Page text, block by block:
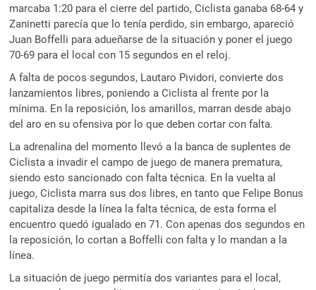
marcaba 1:20 para el cierre del partido, Ciclista ganaba 68-64 y
Zaninetti parecía que lo tenía perdido, sin embargo, apareció
Juan Boffelli para adueñarse de la situación y poner el juego
70-69 para el local con 15 segundos en el reloj.
A falta de pocos segundos, Lautaro Pividori, convierte dos
lanzamientos libres, poniendo a Ciclista al frente por la
mínima. En la reposición, los amarillos, marran desde abajo
del aro en su ofensiva por lo que deben cortar con falta.
La adrenalina del momento llevó a la banca de suplentes de
Ciclista a invadir el campo de juego de manera prematura,
siendo esto sancionado con falta técnica. En la vuelta al
juego, Ciclista marra sus dos libres, en tanto que Felipe Bonus
capitaliza desde la línea la falta técnica, de esta forma el
encuentro quedó igualado en 71. Con apenas dos segundos en
la reposición, lo cortan a Boffelli con falta y lo mandan a la
línea.
La situación de juego permitía dos variantes para el local,